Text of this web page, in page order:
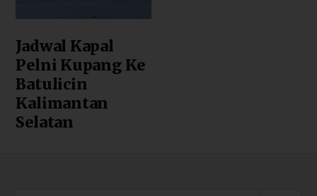
Jadwal Kapal
Pelni Kupang Ke
Batulicin
Kalimantan
Selatan